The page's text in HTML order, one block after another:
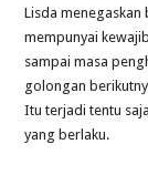
Lisda menegaskan
mempunyai
sampai masa
golongan
Itu terjadi tentu
yang berlaku.